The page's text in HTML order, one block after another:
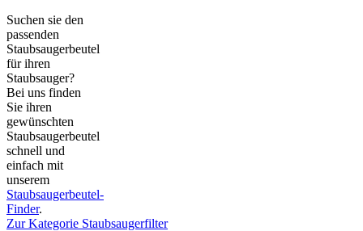
Suchen sie den
passenden
Staubsaugerbeutel
für ihren
Staubsauger?
Bei uns finden
Sie ihren
gewünschten
Staubsaugerbeutel
schnell und
einfach mit
unserem
Staubsaugerbeutel-
Finder.
Zur Kategorie Staubsaugerfilter